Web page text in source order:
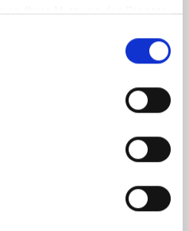
Ihrer Nutzung der Dienste